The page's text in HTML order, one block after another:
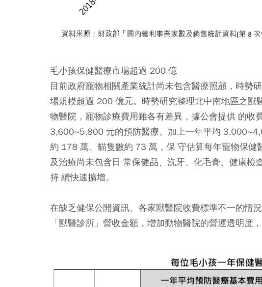
毛小孩保健醫療市場超過 200 億
目前政府寵物相關產業統計尚未包含醫療照顧，時勢
場規模超過 200 億元。時勢研究整理北中南地區之
物醫院，寵物診療費用雖各有差異，據公會提供 的收
3,600~5,800 元的預防醫療、加上一年平均
約 178 萬、貓隻數約 73 萬，保 守估算每年寵物保
及治療尚未包含日 常保健品、洗牙、化毛膏、健康
持 續快速擴增。
在缺乏健保公開資訊、各家獸醫院收費標準不一的情
「獸醫診所」營收金額，增加動物醫院的營運透明度